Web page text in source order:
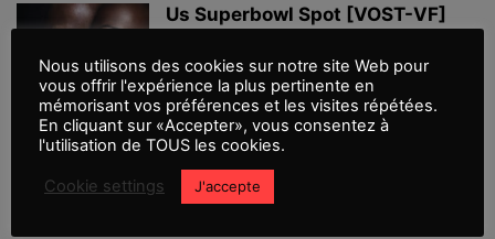
Us Superbowl Spot [VOST-VF]
US la première bande-annonce
Romain TORMEN
Nous utilisons des cookies sur notre site Web pour
vous offrir l'expérience la plus pertinente en
mémorisant vos préférences et les visites répétées.
En cliquant sur «Accepter», vous consentez à
l'utilisation de TOUS les cookies.
Cookie settings J'accepte